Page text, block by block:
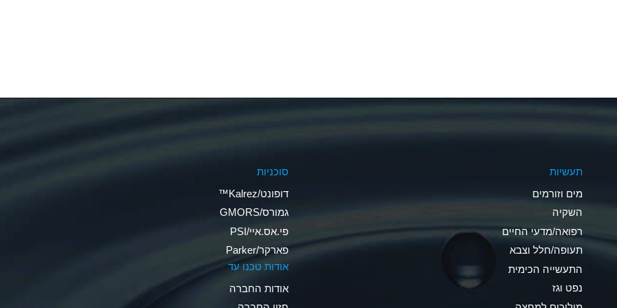
A
B
A
תעשיות
מים וזורמים
השקיה
רפואה/מדעי החיים
תעופה/חלל וצבא
התעשייה הכימית
נפט וגז
סוכניות
דופונט/Kalrez™
גמורס/GMORS
פי.אס.איי/PSI
פארקר/Parker
אודות טכנו עד
אודות החברה